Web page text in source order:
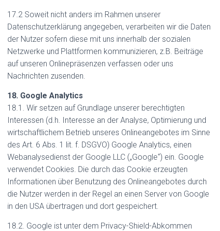
17.2 Soweit nicht anders im Rahmen unserer
Datenschutzerklärung angegeben, verarbeiten wir die Daten
der Nutzer sofern diese mit uns innerhalb der sozialen
Netzwerke und Plattformen kommunizieren, z.B. Beiträge
auf unseren Onlinepräsenzen verfassen oder uns
Nachrichten zusenden.
18. Google Analytics
18.1. Wir setzen auf Grundlage unserer berechtigten
Interessen (d.h. Interesse an der Analyse, Optimierung und
wirtschaftlichem Betrieb unseres Onlineangebotes im Sinne
des Art. 6 Abs. 1 lit. f. DSGVO) Google Analytics, einen
Webanalysedienst der Google LLC („Google“) ein. Google
verwendet Cookies. Die durch das Cookie erzeugten
Informationen über Benutzung des Onlineangebotes durch
die Nutzer werden in der Regel an einen Server von Google
in den USA übertragen und dort gespeichert.
18.2. Google ist unter dem Privacy-Shield-Abkommen